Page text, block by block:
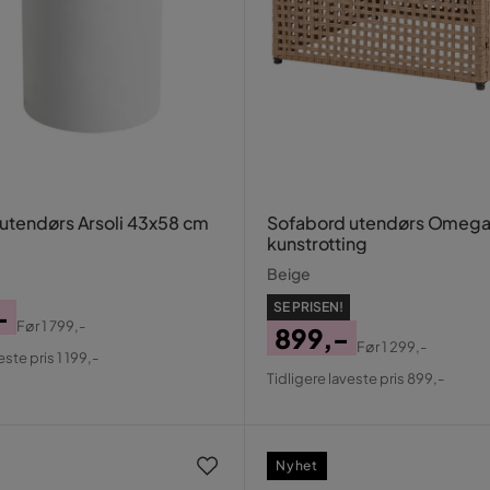
Arsoli 43x58 cm
Før1 799,-
pris 1 199,-
Sofabord utendørs
kunstrotting
Beige
SE PRISEN!
Pris
899,-
Original
Før1 299,-
Tidligere laveste pris 899,-
Nyhet